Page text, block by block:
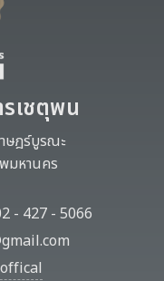
เชตุพน
ษฎร์บูรณะ
มหานคร
- 427 - 5066